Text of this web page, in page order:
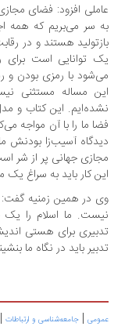
عاملی افزود: فضای
به سر می‌بریم که همه
بازتولید هستند و در
یک توانایی است
می‌شود با رمزی بودن
این مساله مستثنی
نشده‌ایم. این کتاب و
فضا ما را با آن مواجه
دیدگاه آسیب‌زا بودنش
مجازی جهانی پر از شر
این کار باید به سراغ یک
وی در همین زمنیه گفت:
نیست. ما اسلام را
تدبیری برای هستی
تدبیر باید در نگاه ما
عمومی | جامعه‌شناسی و ارتباطات |